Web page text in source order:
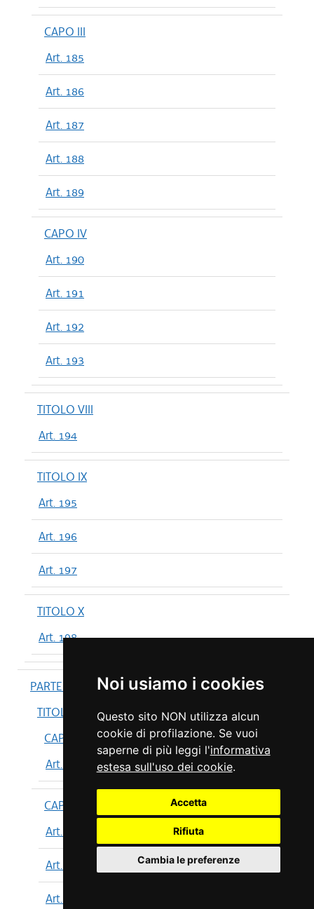
Noi usiamo i cookies
Questo sito NON utilizza alcun
cookie di profilazione. Se vuoi
saperne di più leggi l'informativa
estesa sull'uso dei cookie.
Accetta
Rifiuta
Cambia le preferenze
CAPO III
Art. 185
Art. 186
Art. 187
Art. 188
Art. 189
CAPO IV
Art. 190
Art. 191
Art. 192
Art. 193
TITOLO VIII
Art. 194
TITOLO IX
Art. 195
Art. 196
Art. 197
TITOLO X
Art. 198
PARTE IV
TITOLO I
CAPO I
Art. 199
CAPO II
Art. 200
Art. 201
Art. 202